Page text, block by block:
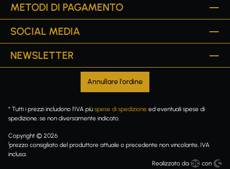
METODI DI PAGAMENTO
SOCIAL MEDIA
NEWSLETTER
Annullare l'ordine
* Tutti i prezzi includono l'IVA più spese di spedizione ed eventuali spese di
spedizione, se non diversamente indicato.
Copyright © 2026
1prezzo consigliato del produttore attuale o precedente non vincolante, IVA
inclusa.
Realizzato da
con